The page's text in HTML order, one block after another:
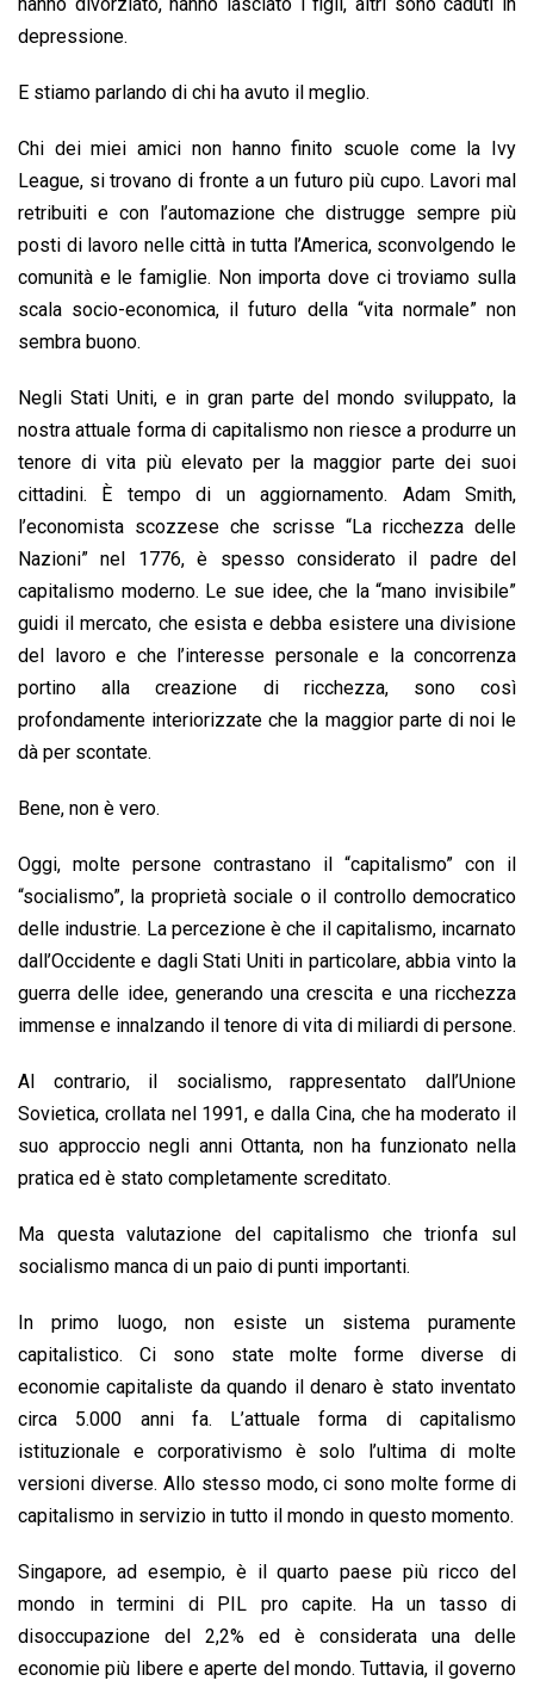
depressione.
E stiamo parlando di chi ha avuto il meglio.
Chi dei miei amici non hanno finito scuole come la Ivy
League, si trovano di fronte a un futuro più cupo. Lavori mal
retribuiti e con l’automazione che distrugge sempre più
posti di lavoro nelle città in tutta l’America, sconvolgendo le
comunità e le famiglie. Non importa dove ci troviamo sulla
scala socio-economica, il futuro della “vita normale” non
sembra buono.
Negli Stati Uniti, e in gran parte del mondo sviluppato, la
nostra attuale forma di capitalismo non riesce a produrre un
tenore di vita più elevato per la maggior parte dei suoi
cittadini. È tempo di un aggiornamento. Adam Smith,
l’economista scozzese che scrisse “La ricchezza delle
Nazioni” nel 1776, è spesso considerato il padre del
capitalismo moderno. Le sue idee, che la “mano invisibile”
guidi il mercato, che esista e debba esistere una divisione
del lavoro e che l’interesse personale e la concorrenza
portino alla creazione di ricchezza, sono così
profondamente interiorizzate che la maggior parte di noi le
dà per scontate.
Bene, non è vero.
Oggi, molte persone contrastano il “capitalismo” con il
“socialismo”, la proprietà sociale o il controllo democratico
delle industrie. La percezione è che il capitalismo, incarnato
dall’Occidente e dagli Stati Uniti in particolare, abbia vinto la
guerra delle idee, generando una crescita e una ricchezza
immense e innalzando il tenore di vita di miliardi di persone.
Al contrario, il socialismo, rappresentato dall’Unione
Sovietica, crollata nel 1991, e dalla Cina, che ha moderato il
suo approccio negli anni Ottanta, non ha funzionato nella
pratica ed è stato completamente screditato.
Ma questa valutazione del capitalismo che trionfa sul
socialismo manca di un paio di punti importanti.
In primo luogo, non esiste un sistema puramente
capitalistico. Ci sono state molte forme diverse di
economie capitaliste da quando il denaro è stato inventato
circa 5.000 anni fa. L’attuale forma di capitalismo
istituzionale e corporativismo è solo l’ultima di molte
versioni diverse. Allo stesso modo, ci sono molte forme di
capitalismo in servizio in tutto il mondo in questo momento.
Singapore, ad esempio, è il quarto paese più ricco del
mondo in termini di PIL pro capite. Ha un tasso di
disoccupazione del 2,2% ed è considerata una delle
economie più libere e aperte del mondo. Tuttavia, il governo